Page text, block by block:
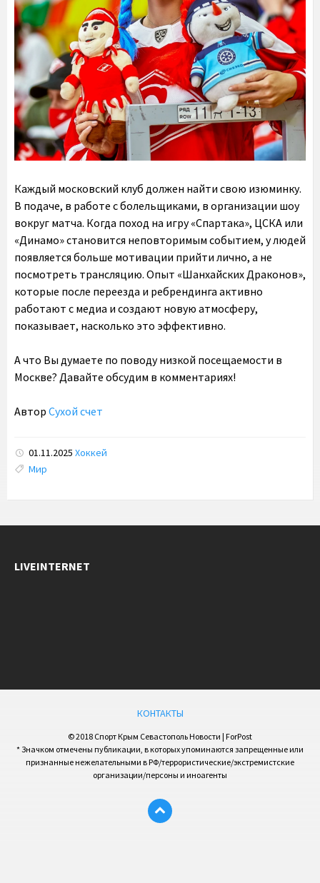
Каждый московский клуб должен найти свою изюминку.
В подаче, в работе с болельщиками, в организации шоу
вокруг матча. Когда поход на игру «Спартака», ЦСКА или
«Динамо» становится неповторимым событием, у людей
появляется больше мотивации прийти лично, а не
посмотреть трансляцию. Опыт «Шанхайских Драконов»,
которые после переезда и ребрендинга активно
работают с медиа и создают новую атмосферу,
показывает, насколько это эффективно.
А что Вы думаете по поводу низкой посещаемости в
Москве? Давайте обсудим в комментариях!
Автор Сухой счет
01.11.2025 Хоккей
Tags:
Мир
LIVEINTERNET
КОНТАКТЫ
© 2018 Спорт Крым Севастополь Новости | ForPost
* Значком отмечены публикации, в которых упоминаются запрещенные или
признанные нежелательными в РФ/террористические/экстремистские
организации/персоны и иноагенты